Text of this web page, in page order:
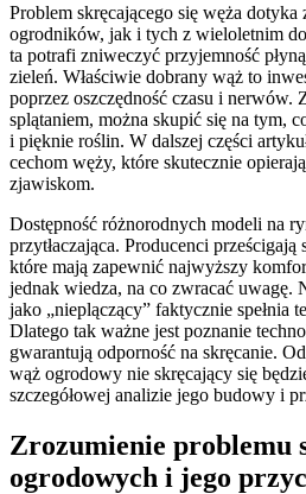
Problem skręcającego się węża
ogrodników, jak i tych z wieloletnim
ta potrafi zniweczyć przyjemność
zieleń. Właściwie dobrany wąż to
poprzez oszczędność czasu i nerwów.
splątaniem, można skupić się na tym,
i pięknie roślin. W dalszej części
cechom węży, które skutecznie
zjawiskom.
Dostępność różnorodnych modeli na
przytłaczająca. Producenci
które mają zapewnić najwyższy
jednak wiedza, na co zwracać uwagę.
jako „nieplączący” faktycznie spełnia
Dlatego tak ważne jest poznanie
gwarantują odporność na skręcanie.
wąż ogrodowy nie skręcający się
szczegółowej analizie jego budowy i
Zrozumienie problemu
ogrodowych i jego